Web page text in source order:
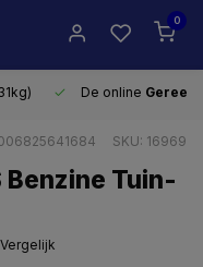
0
De online
SKU: 16969
Benzine Tuin-
Vergelijk